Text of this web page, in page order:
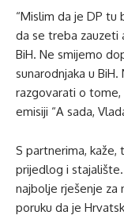
“Mislim da je DP tu
da se treba zauzeti
BiH. Ne smijemo
sunarodnjaka u
razgovarati o tome,
emisiji “A sada,
S partnerima, kaže,
prijedlog i
najbolje rješenje za
poruku da je